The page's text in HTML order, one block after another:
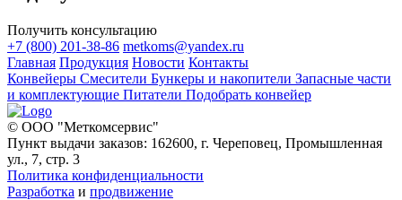
Получить консультацию
+7 (800) 201-38-86 metkoms@yandex.ru
Главная Продукция Новости Контакты
Конвейеры Смесители Бункеры и накопители Запасные части
и комплектующие Питатели Подобрать конвейер
© ООО "Меткомсервис"
Пункт выдачи заказов: 162600, г. Череповец, Промышленная
ул., 7, стр. 3
Политика конфиденциальности
Разработка и продвижение